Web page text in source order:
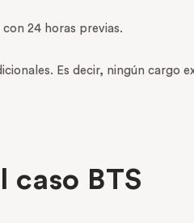
24 horas previas.
Es decir, ningún cargo
BTS